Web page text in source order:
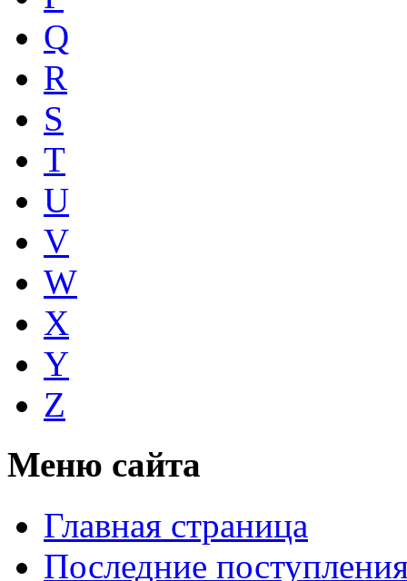
Q
R
S
T
U
V
W
X
Y
Z
Меню сайта
Главная страница
Последние